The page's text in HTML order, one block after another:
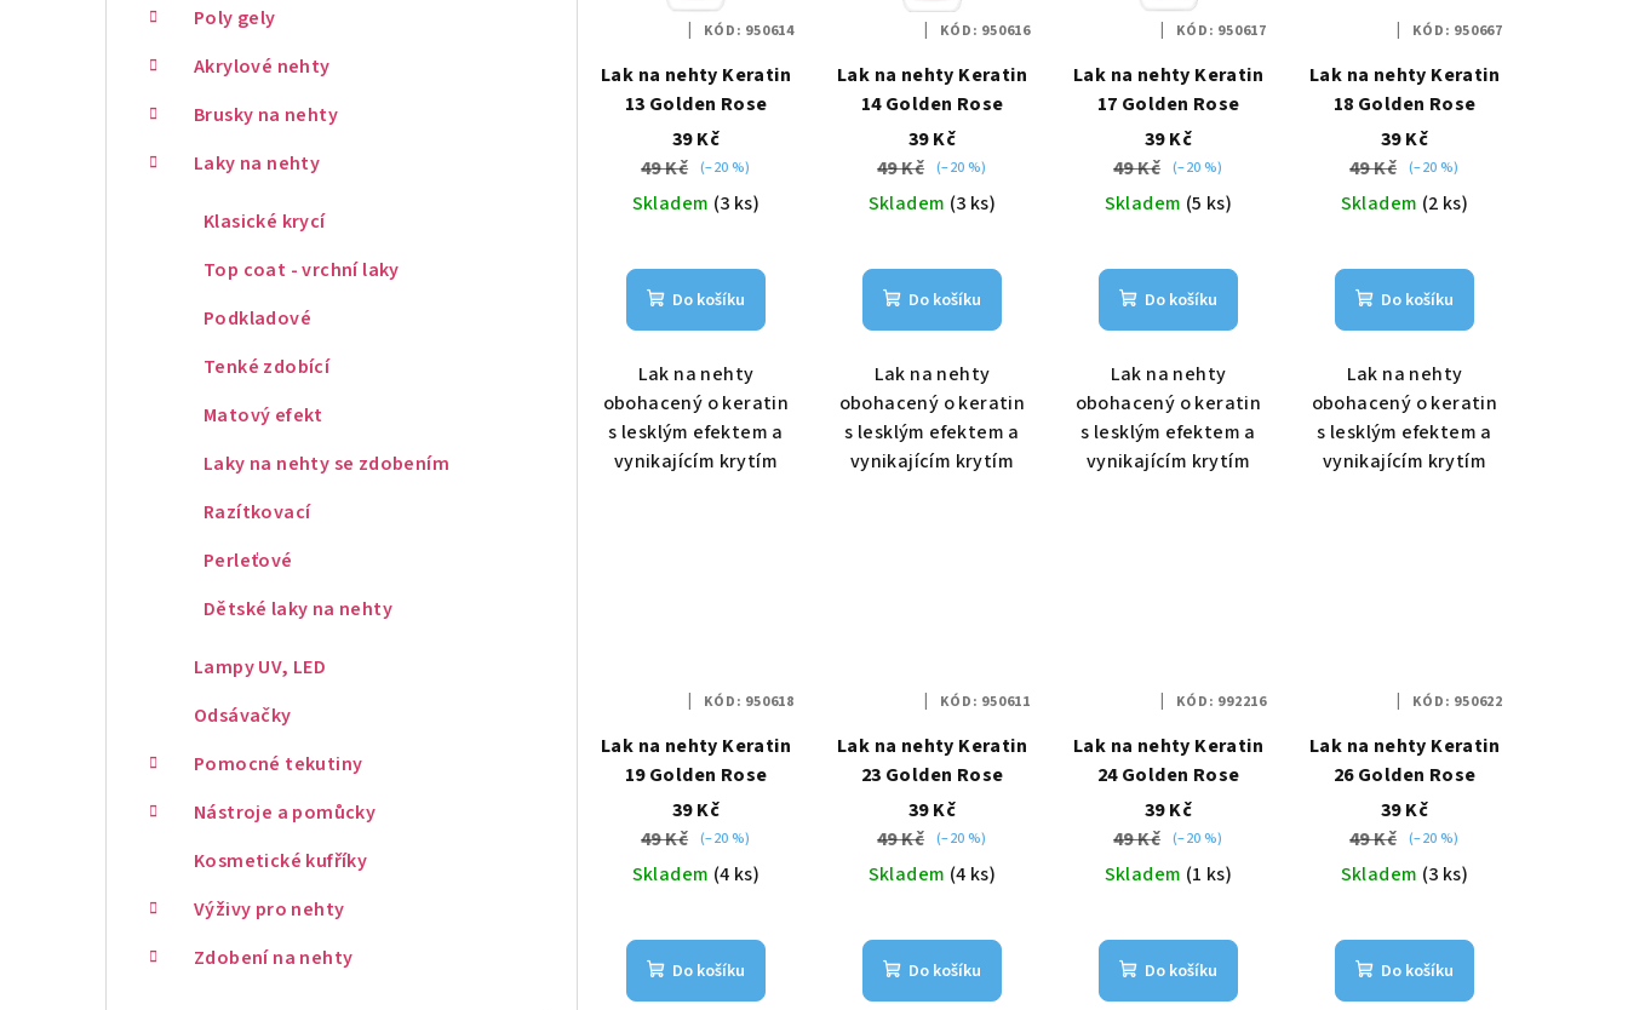
Poly gely
Akrylové nehty
Brusky na nehty
Laky na nehty
Klasické krycí
Top coat - vrchní laky
Podkladové
Tenké zdobící
Matový efekt
Laky na nehty se zdobením
Razítkovací
Perleťové
Dětské laky na nehty
Lampy UV, LED
Odsávačky
Pomocné tekutiny
Nástroje a pomůcky
Kosmetické kufříky
Výživy pro nehty
Zdobení na nehty
r
s
ů
Lak na nehty Keratin
13 Golden Rose
39 Kč
49 Kč (–20 %)
Skladem (3 ks)
Do košíku
Lak na nehty
obohacený o keratin
s lesklým efektem a
vynikajícím krytím
KÓD: 950614
Lak na nehty Keratin
14 Golden Rose
39 Kč
49 Kč (–20 %)
Skladem (3 ks)
Do košíku
Lak na nehty
obohacený o keratin
s lesklým efektem a
vynikajícím krytím
KÓD: 950616
Lak na nehty Keratin
17 Golden Rose
39 Kč
49 Kč (–20 %)
Skladem (5 ks)
Do košíku
Lak na nehty
obohacený o keratin
s lesklým efektem a
vynikajícím krytím
KÓD: 950617
Lak na nehty Keratin
18 Golden Rose
39 Kč
49 Kč (–20 %)
Skladem (2 ks)
Do košíku
Lak na nehty
obohacený o keratin
s lesklým efektem a
vynikajícím krytím
KÓD: 950667
Lak na nehty Keratin
19 Golden Rose
39 Kč
49 Kč (–20 %)
Skladem (4 ks)
Do košíku
KÓD: 950618
Lak na nehty Keratin
23 Golden Rose
39 Kč
49 Kč (–20 %)
Skladem (4 ks)
Do košíku
KÓD: 950611
Lak na nehty Keratin
24 Golden Rose
39 Kč
49 Kč (–20 %)
Skladem (1 ks)
Do košíku
KÓD: 992216
Lak na nehty Keratin
26 Golden Rose
39 Kč
49 Kč (–20 %)
Skladem (3 ks)
Do košíku
KÓD: 950622